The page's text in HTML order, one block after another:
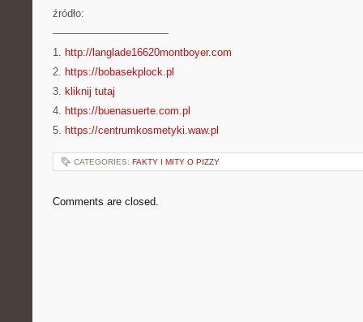
źródło:
———————————
1. http://langlade16620montboyer.com
2. https://bobasekplock.pl
3. kliknij tutaj
4. https://buenasuerte.com.pl
5. https://centrumkosmetyki.waw.pl
CATEGORIES: FAKTY I MITY O PIZZY
Comments are closed.